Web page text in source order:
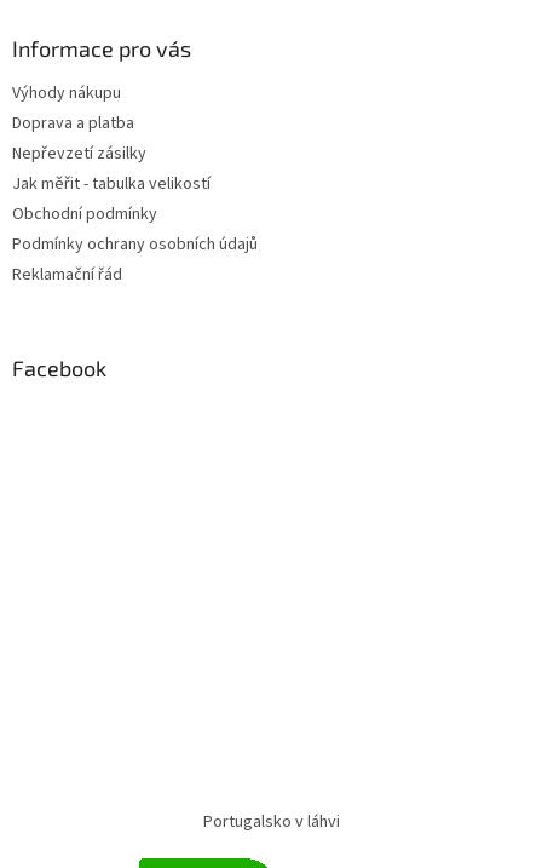
Informace pro vás
Výhody nákupu
Doprava a platba
Nepřevzetí zásilky
Jak měřit - tabulka velikostí
Obchodní podmínky
Podmínky ochrany osobních údajů
Reklamační řád
Facebook
Portugalsko v láhvi